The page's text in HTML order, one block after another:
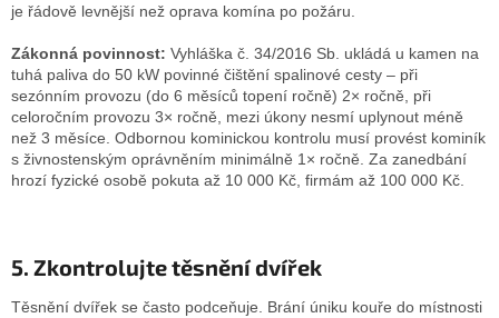
je řádově levnější než oprava komína po požáru.
Zákonná povinnost: Vyhláška č. 34/2016 Sb. ukládá u kamen na
tuhá paliva do 50 kW povinné čištění spalinové cesty – při
sezónním provozu (do 6 měsíců topení ročně) 2× ročně, při
celoročním provozu 3× ročně, mezi úkony nesmí uplynout méně
než 3 měsíce. Odbornou kominickou kontrolu musí provést kominík
s živnostenským oprávněním minimálně 1× ročně. Za zanedbání
hrozí fyzické osobě pokuta až 10 000 Kč, firmám až 100 000 Kč.
5. Zkontrolujte těsnění dvířek
Těsnění dvířek se často podceňuje. Brání úniku kouře do místnosti